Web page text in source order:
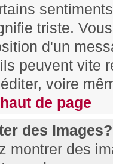
triste.
d'un
peuvent vite
voire
de page
des Images?
montrer des